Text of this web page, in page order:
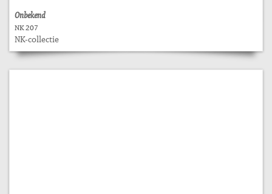
Onbekend
NK 207
NK-collectie